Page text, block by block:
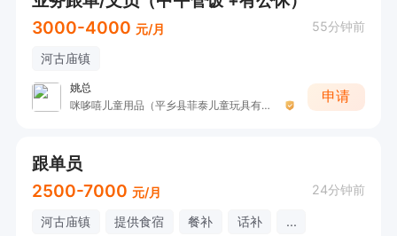
3000-4000 元/月 55分钟前
河古庙镇
姚总
咪哆嘻儿童用品（平乡县菲泰儿童玩具有限公司）
申请
跟单员
2500-7000 元/月 24分钟前
河古庙镇 提供食宿 餐补 话补 ...